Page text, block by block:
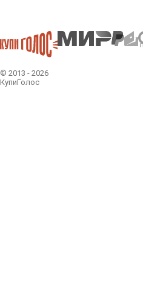
© 2013 - 2026
КупиГолос